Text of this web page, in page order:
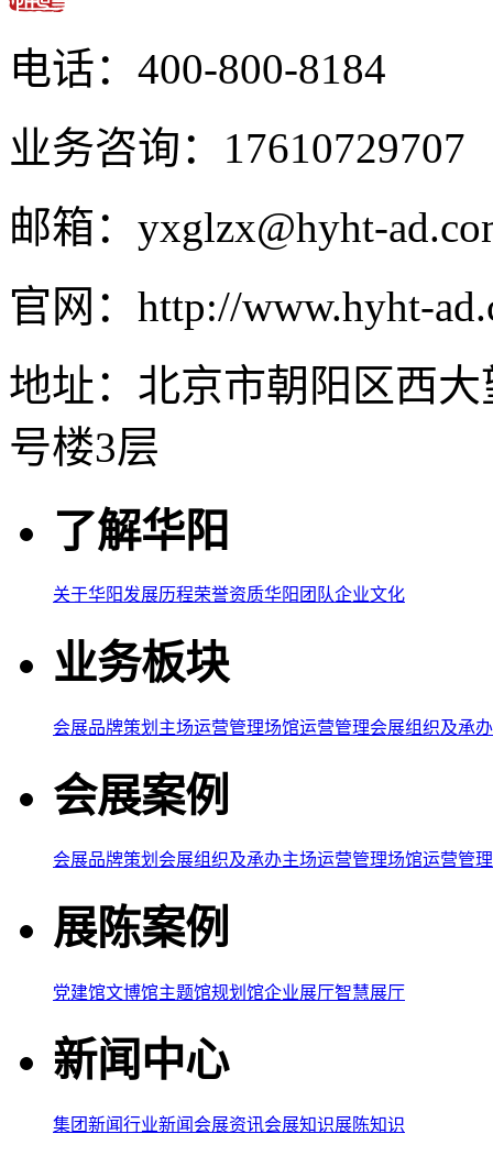
电话：400-800-8184
业务咨询：17610729707
邮箱：yxglzx@hyht-
官网：http://www.hyht-
地址：北京市朝阳区西
号楼3层
了解华阳
关于华阳发展历程荣誉资质华阳团队企业文化
业务板块
会展品牌策划 主场运营管理场馆运营管理会展组织及承办
会展案例
会展品牌策划 会展组织及承办主场运营管理场馆运营管理
展陈案例
党建馆文博馆主题馆规划馆企业展厅智慧展厅
新闻中心
集团新闻行业新闻 会展资讯会展知识展陈知识